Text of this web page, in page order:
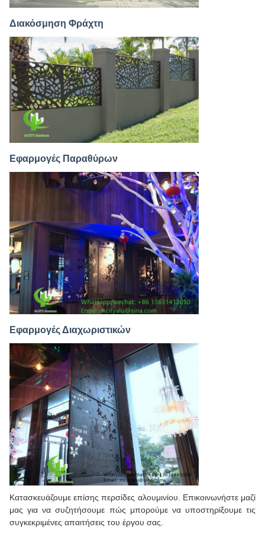
Διακόσμηση Φράχτη
Εφαρμογές Παραθύρων
Εφαρμογές Διαχωριστικών
Κατασκευάζουμε επίσης περσίδες αλουμινίου. Επικοινωνήστε μαζί
μας για να συζητήσουμε πώς μπορούμε να υποστηρίξουμε τις
συγκεκριμένες απαιτήσεις του έργου σας.